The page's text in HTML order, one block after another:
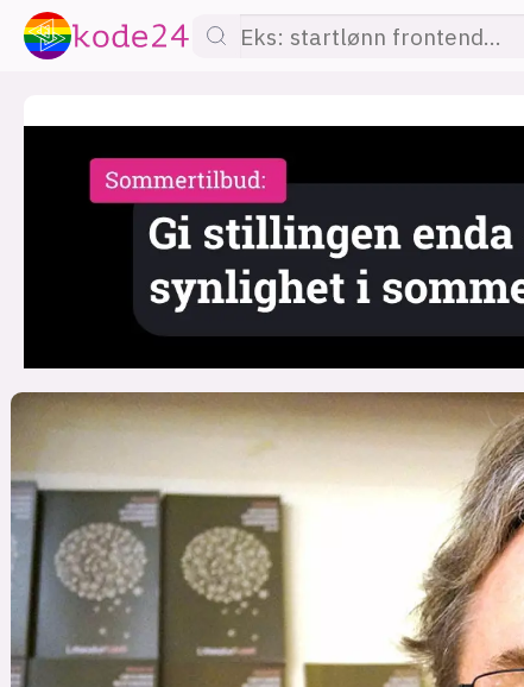
lønn KI
utdanning sikkerhet
devops
IoT design